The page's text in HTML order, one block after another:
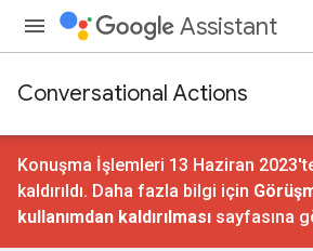
Assistant
Conversational Actions
Konuşma İşlemleri 13 Haziran
kaldırıldı. Daha fazla bilgi için
kullanımdan kaldırılması sayfasına